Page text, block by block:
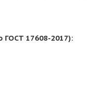
ГОСТ 17608-2017):